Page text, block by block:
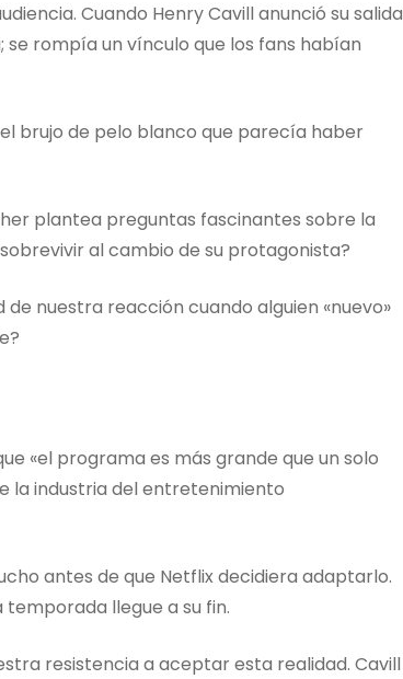
Cuando Henry Cavill anunció su salida
se rompía un vínculo que los fans habían
brujo de pelo blanco que parecía haber
plantea preguntas fascinantes sobre la
al cambio de su protagonista?
nuestra reacción cuando alguien «nuevo»
«el programa es más grande que un solo
la industria del entretenimiento
antes de que Netflix decidiera adaptarlo.
llegue a su fin.
resistencia a aceptar esta realidad. Cavill